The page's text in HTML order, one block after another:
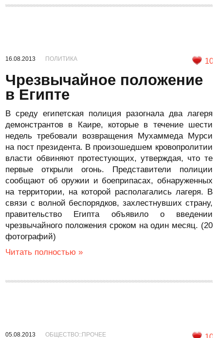
16.08.2013 ПОЛИТИКА 10
Чрезвычайное положение
в Египте
В среду египетская полиция разогнала два лагеря
демонстрантов в Каире, которые в течение шести
недель требовали возвращения Мухаммеда Мурси
на пост президента. В произошедшем кровопролитии
власти обвиняют протестующих, утверждая, что те
первые открыли огонь. Представители полиции
сообщают об оружии и боеприпасах, обнаруженных
на территории, на которой располагались лагеря. В
связи с волной беспорядков, захлестнувших страну,
правительство Египта объявило о введении
чрезвычайного положения сроком на один месяц. (20
фотографий)
Читать полностью »
05.08.2013 ОБЩЕСТВО::ПРОЧЕЕ